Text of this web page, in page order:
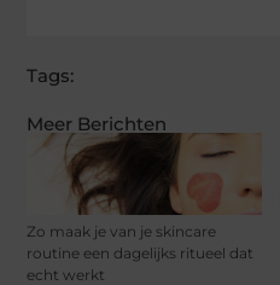
Meer Berichten
Zo maak je van je skincare
routine een dagelijks ritueel dat
echt werkt
Tags: